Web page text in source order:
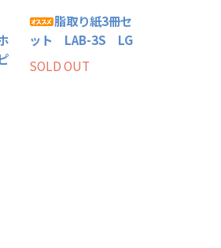
脂取り紙3冊セ
ット LAB-3S LG
SOLD OUT